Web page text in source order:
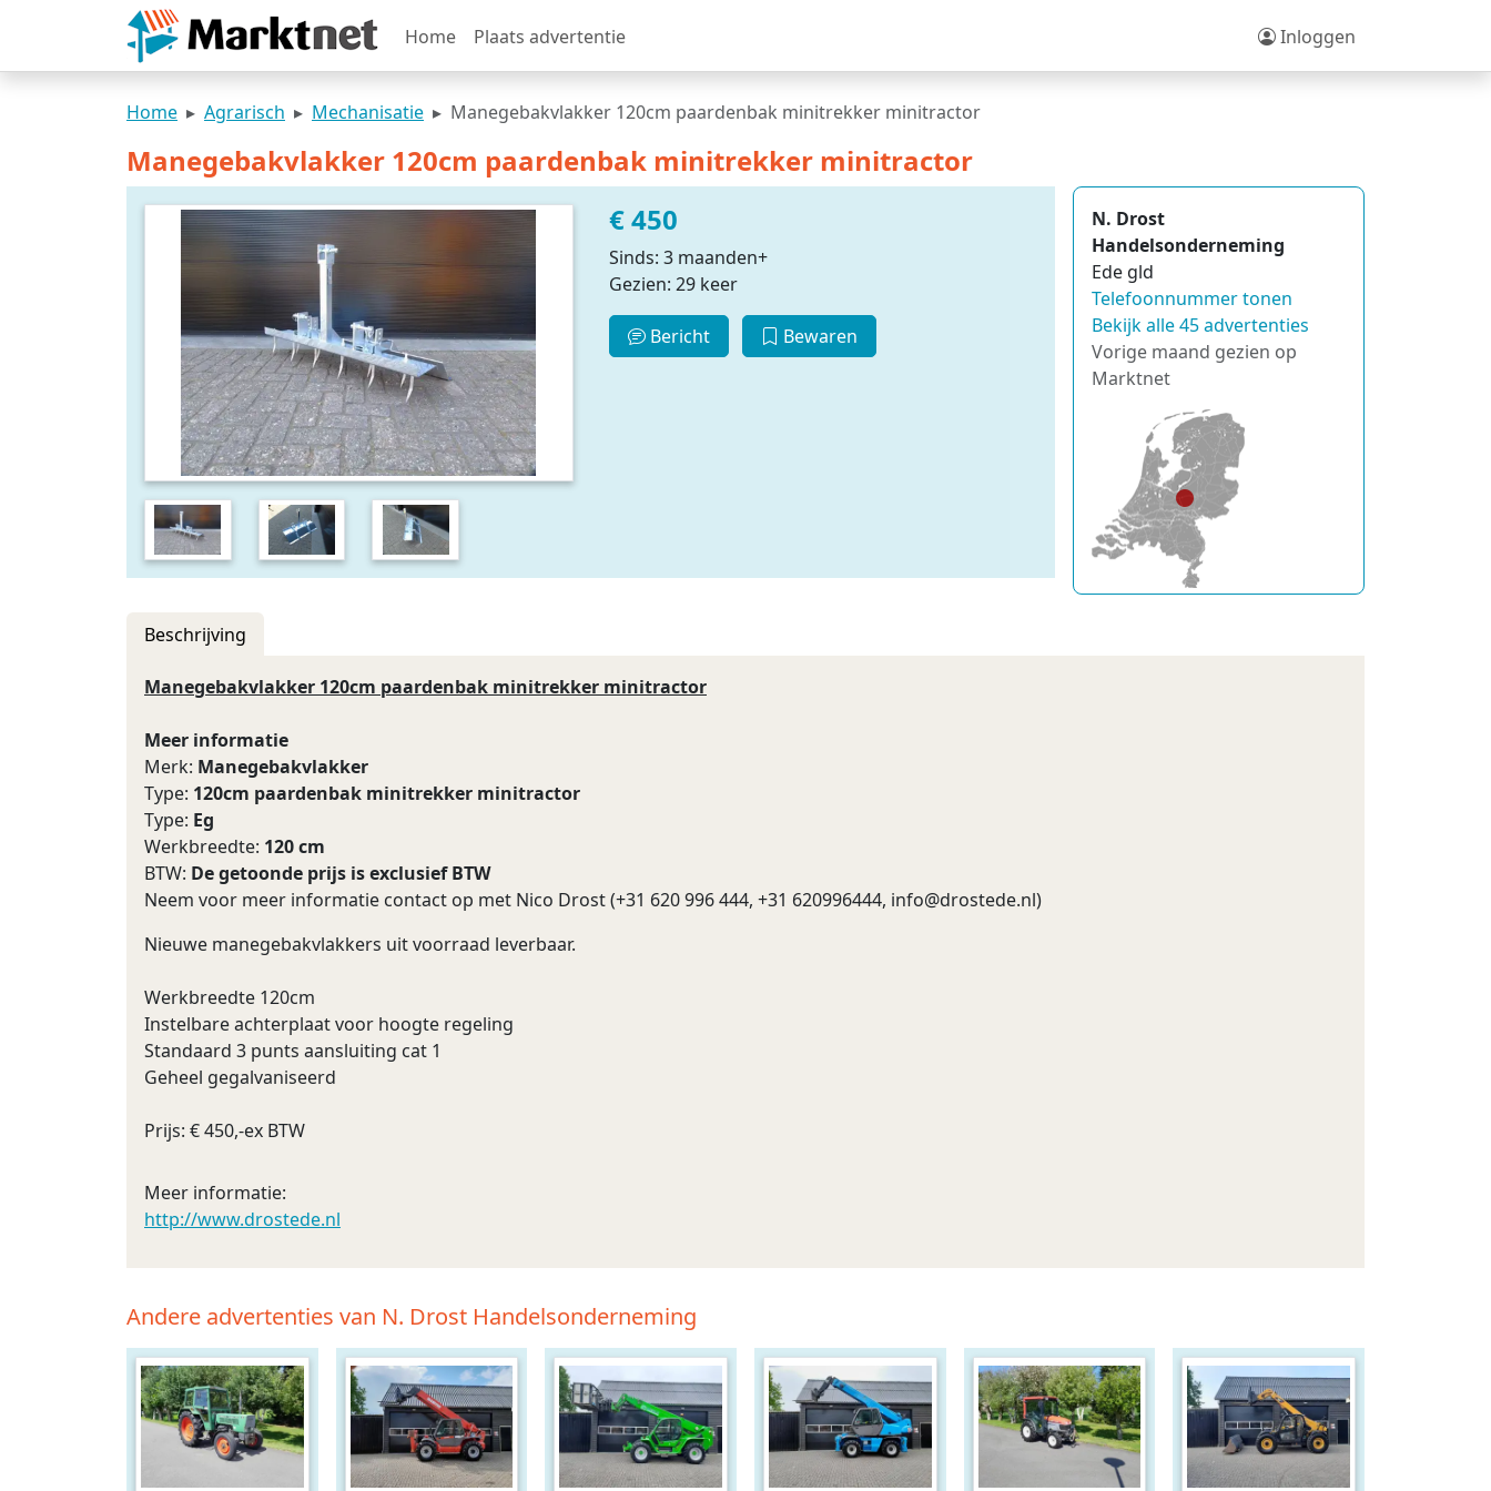
Home Plaats advertentie Inloggen
Home Agrarisch Mechanisatie Manegebakvlakker 120cm paardenbak minitrekker minitractor
Manegebakvlakker 120cm paardenbak minitrekker minitractor
€ 450
Sinds: 3 maanden+
Gezien: 29 keer
Bericht Bewaren
N. Drost
Handelsonderneming
Ede gld
Telefoonnummer tonen
Bekijk alle 45 advertenties
Vorige maand gezien op
Marktnet
Beschrijving
Manegebakvlakker 120cm paardenbak minitrekker minitractor
Meer informatie
Merk: Manegebakvlakker
Type: 120cm paardenbak minitrekker minitractor
Type: Eg
Werkbreedte: 120 cm
BTW: De getoonde prijs is exclusief BTW
Neem voor meer informatie contact op met Nico Drost (+31 620 996 444, +31 620996444, info@drostede.nl)
Nieuwe manegebakvlakkers uit voorraad leverbaar.
Werkbreedte 120cm
Instelbare achterplaat voor hoogte regeling
Standaard 3 punts aansluiting cat 1
Geheel gegalvaniseerd
Prijs: € 450,-ex BTW
Meer informatie:
http://www.drostede.nl
Andere advertenties van N. Drost Handelsonderneming